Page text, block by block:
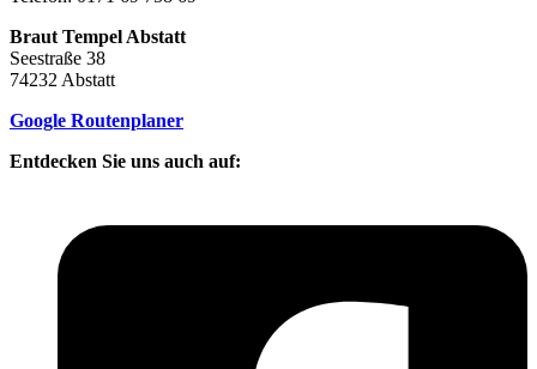
Braut Tempel Abstatt
Seestraße 38
74232 Abstatt
Google Routenplaner
Entdecken Sie uns auch auf: